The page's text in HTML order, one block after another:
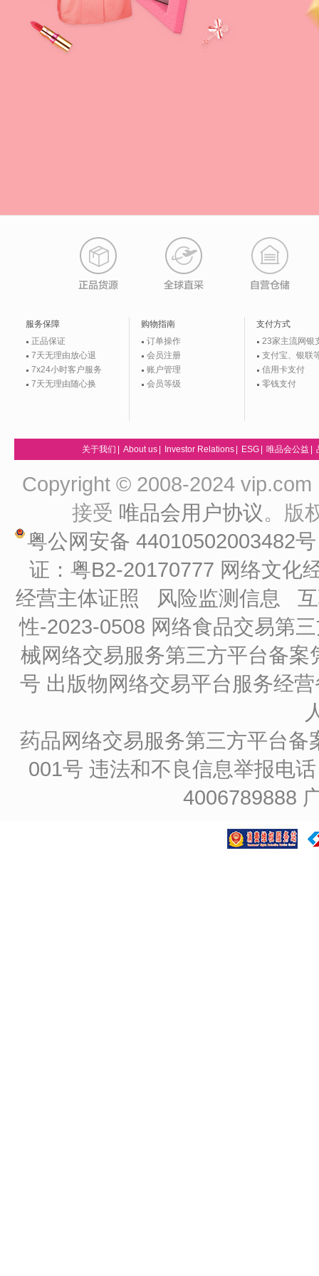
服务保障
正品保证
7天无理由放心退
7x24小时客户服务
7天无理由随心换
购物指南
订单操作
会员注册
账户管理
会员等级
支付方式
23家主流网银
支付宝、银联
信用卡支付
零钱支付
关于我们 About us Investor Relations ESG 唯品会公益
Copyright © 2008-2024
接受 唯品会用户协议。版
粤公网安备 44010502003482
证：粤B2-20170777 网络文化
经营主体证照
风险监测信息
性-2023-0508 网络食品交易第
械网络交易服务第三方平台备
号 出版物网络交易平台服务经
药品网络交易服务第三方平台
001号 违法和不良信息举报电
4006789888